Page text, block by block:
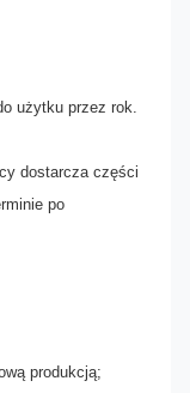
użytku przez rok.
dostarcza części
po
produkcją;